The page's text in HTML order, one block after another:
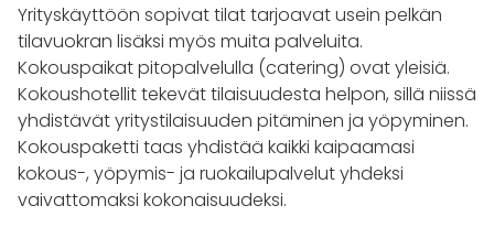
Yrityskäyttöön sopivat tilat tarjoavat usein pelkän
tilavuokran lisäksi myös muita palveluita.
Kokouspaikat pitopalvelulla (catering) ovat yleisiä.
Kokoushotellit tekevät tilaisuudesta helpon, sillä niissä
yhdistävät yritystilaisuuden pitäminen ja yöpyminen.
Kokouspaketti taas yhdistää kaikki kaipaamasi
kokous-, yöpymis- ja ruokailupalvelut yhdeksi
vaivattomaksi kokonaisuudeksi.